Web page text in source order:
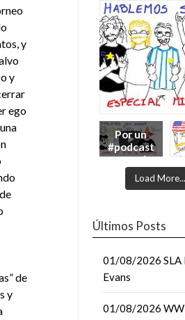
y
y
ego
de
y
Por un
#podcast
con más
Moonsaul
ts #93:
MITAD
DE AÑO
Load More...
Últimos Posts
01/08/2026 SLA
Evans
01/08/2026